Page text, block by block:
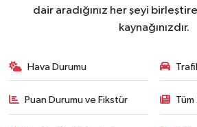
dair aradığınız her şeyi
kaynağınızdır.
Hava Durumu
Puan Durumu ve Fikstür